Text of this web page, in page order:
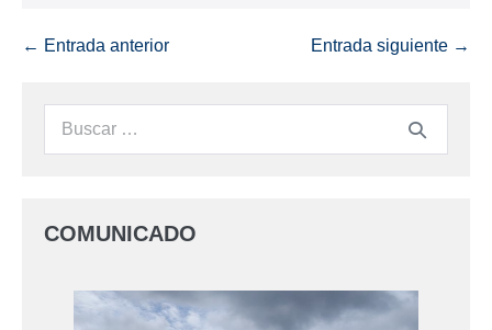
← Entrada anterior Entrada siguiente →
COMUNICADO